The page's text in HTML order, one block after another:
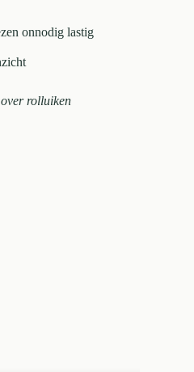
onnodig lastig
rolluiken